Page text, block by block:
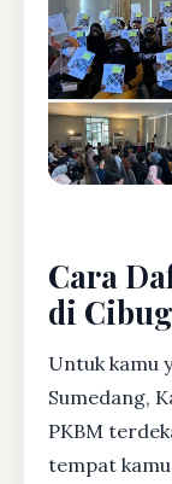
Cara
di
Untuk kamu
Sumedang,
PKBM
tempat